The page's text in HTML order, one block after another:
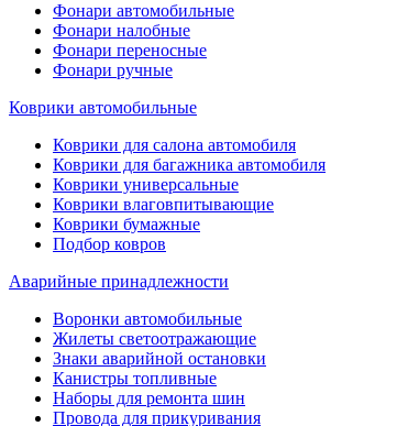
Фонари автомобильные
Фонари налобные
Фонари переносные
Фонари ручные
Коврики автомобильные
Коврики для салона автомобиля
Коврики для багажника автомобиля
Коврики универсальные
Коврики влаговпитывающие
Коврики бумажные
Подбор ковров
Аварийные принадлежности
Воронки автомобильные
Жилеты светоотражающие
Знаки аварийной остановки
Канистры топливные
Наборы для ремонта шин
Провода для прикуривания